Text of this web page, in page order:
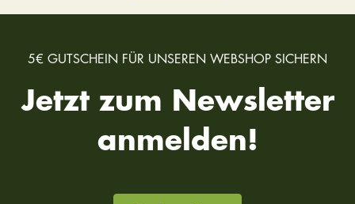
5€ GUTSCHEIN FÜR UNSEREN WEBSHOP SICHERN
Jetzt zum Newsletter
anmelden!